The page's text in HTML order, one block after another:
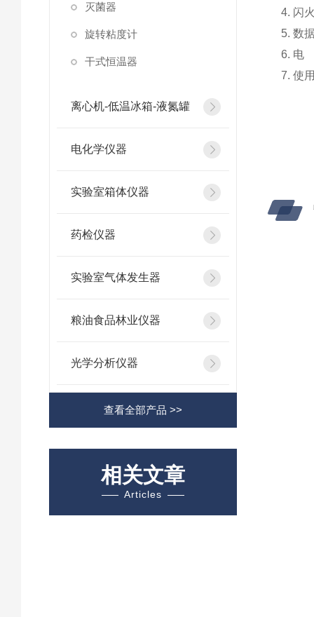
灭菌器
旋转粘度计
干式恒温器
离心机-低温冰箱-液氮罐
电化学仪器
实验室箱体仪器
药检仪器
实验室气体发生器
粮油食品林业仪器
光学分析仪器
查看全部产品 >>
相关文章
Articles
4. 闪
5. 数
6. 电
7. 使